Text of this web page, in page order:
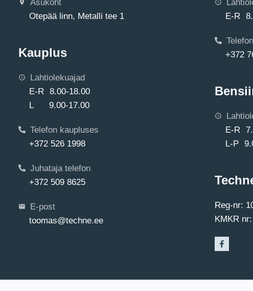
Otepää linn, Metalli tee 1
Kauplus
Lahtiolekuajad
E-R 8.00-18.00
L 9.00-17.00
Telefon kaupluses
+372 526 1998
Juhataja telefon
+372 509 8625
E-post
toomas@techne.ee
E-R
+372
E-R
L-P
Reg-nr:
KMKR